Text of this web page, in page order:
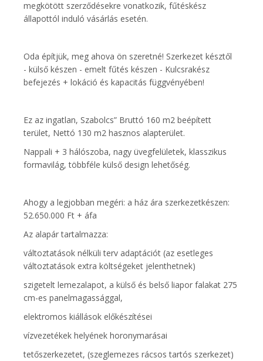
megkötött szerződésekre vonatkozik, fűtéskész
állapottól induló vásárlás esetén.
Oda építjük, meg ahova ön szeretné! Szerkezet késztől
- külső készen - emelt fűtés készen - Kulcsrakész
befejezés + lokáció és kapacitás függvényében!
Ez az ingatlan, Szabolcs” Bruttó 160 m2 beépített
terület, Nettó 130 m2 hasznos alapterület.
Nappali + 3 hálószoba, nagy üvegfelületek, klasszikus
formavilág, többféle külső design lehetőség.
Ahogy a legjobban megéri: a ház ára szerkezetkészen:
52.650.000 Ft + áfa
Az alapár tartalmazza:
változtatások nélküli terv adaptációt (az esetleges
változtatások extra költségeket jelenthetnek)
szigetelt lemezalapot, a külső és belső liapor falakat 275
cm-es panelmagassággal,
elektromos kiállások előkészítései
vízvezetékek helyének horonymarásai
tetőszerkezetet, (szeglemezes rácsos tartós szerkezet)